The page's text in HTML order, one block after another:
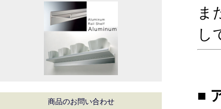
商品のお問い合わせ
ま
し
■